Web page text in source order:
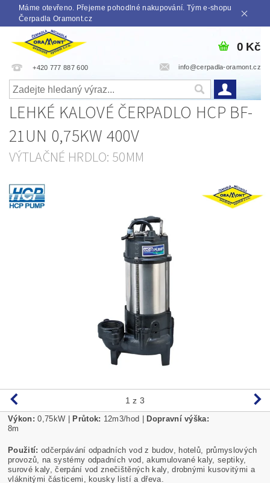
Máme otevřeno. Přejeme pohodlné nakupování. Tým e-shopu
Čerpadla Oramont.cz
+420 777 887 600 info@cerpadla-oramont.cz
0 Kč
LEHKÉ KALOVÉ ČERPADLO HCP BF-
21UN 0,75KW 400V
VÝTLAČNÉ HRDLO: 50MM
1 z 3
Výkon:0,75kW | Průtok: 12m3/hod |
Dopravní výška:
8m
Použití: odčerpávání odpadních vod z budov, hotelů, průmyslových
provozů, na systémy odpadních vod, akumulované kaly, septiky,
surové kaly, čerpání vod znečištěných kaly, drobnými kusovitými a
vláknitými částicemi, kousky listí a dřeva.